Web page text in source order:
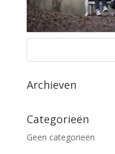
Archieven
Categorieën
Geen categorieën